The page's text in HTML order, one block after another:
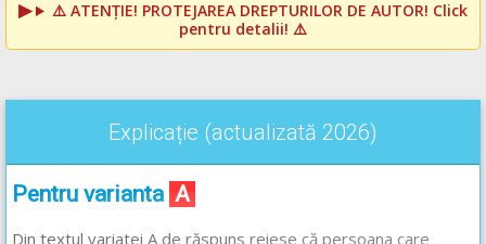
⚠️ ATENȚIE! PROTEJAREA DREPTURILOR DE AUTOR! Click
pentru detalii! ⚠️
Explicație (actualizată 2026)
Pentru varianta A
Din textul variatei A de răspuns reiese că persoana care